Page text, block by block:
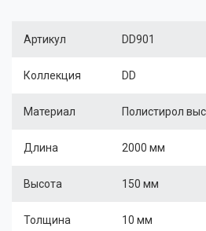
Артикул DD901
Коллекция DD
Материал Полистирол
Длина 2000 мм
Высота 150 мм
Толщина 10 мм